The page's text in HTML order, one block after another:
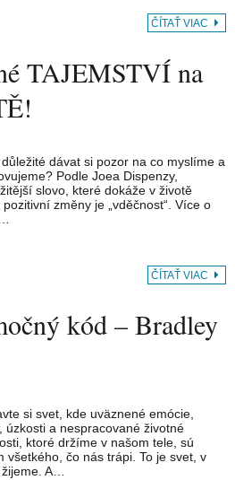
ČÍTAŤ VIAC
TAJEMSTVÍ na
dávat si pozor na co myslíme a
Podle Joea Dispenzy,
slovo, které dokáže v životě
pozitivní změny je „vděčnost“. Více o
ČÍTAŤ VIAC
kód – Bradley
si svet, kde uväznené emócie,
úzkosti a nespracované životné
ktoré držíme v našom tele, sú
všetkého, čo nás trápi. To je svet, v
A…